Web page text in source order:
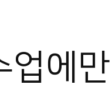
업에